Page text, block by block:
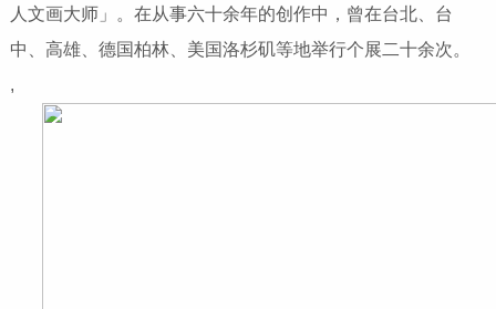
人文画大师」。在从事六十余年的创作中，曾在台北、台
中、高雄、德国柏林、美国洛杉矶等地举行个展二十余次。
,